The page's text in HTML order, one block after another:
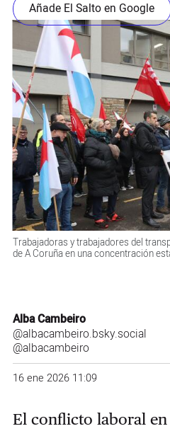
Añade El Salto en Google
Trabajadoras y trabajadores del
de A Coruña en una concentración
Alba Cambeiro
@albacambeiro.bsky.social
@albacambeiro
16 ene 2026 11:09
El conflicto laboral en